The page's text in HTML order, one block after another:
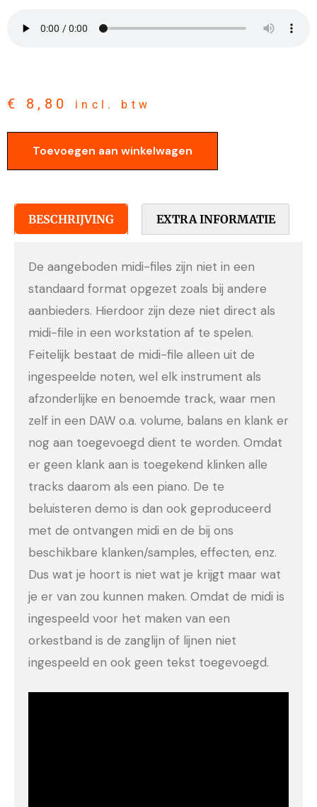
€ 8,80 incl. btw
Toevoegen aan winkelwagen
BESCHRIJVING EXTRA INFORMATIE
De aangeboden midi-files zijn niet in een
standaard format opgezet zoals bij andere
aanbieders. Hierdoor zijn deze niet direct als
midi-file in een workstation af te spelen.
Feitelijk bestaat de midi-file alleen uit de
ingespeelde noten, wel elk instrument als
afzonderlijke en benoemde track, waar men
zelf in een DAW o.a. volume, balans en klank er
nog aan toegevoegd dient te worden. Omdat
er geen klank aan is toegekend klinken alle
tracks daarom als een piano. De te
beluisteren demo is dan ook geproduceerd
met de ontvangen midi en de bij ons
beschikbare klanken/samples, effecten, enz.
Dus wat je hoort is niet wat je krijgt maar wat
je er van zou kunnen maken. Omdat de midi is
ingespeeld voor het maken van een
orkestband is de zanglijn of lijnen niet
ingespeeld en ook geen tekst toegevoegd.